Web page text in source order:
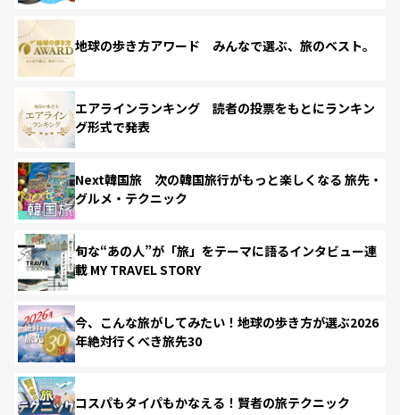
地球の歩き方アワード みんなで選ぶ、旅のベスト。
エアラインランキング 読者の投票をもとにランキン
グ形式で発表
Next韓国旅 次の韓国旅行がもっと楽しくなる 旅先・
グルメ・テクニック
旬な“あの人”が「旅」をテーマに語るインタビュー連
載 MY TRAVEL STORY
今、こんな旅がしてみたい！地球の歩き方が選ぶ2026
年絶対行くべき旅先30
コスパもタイパもかなえる！賢者の旅テクニック